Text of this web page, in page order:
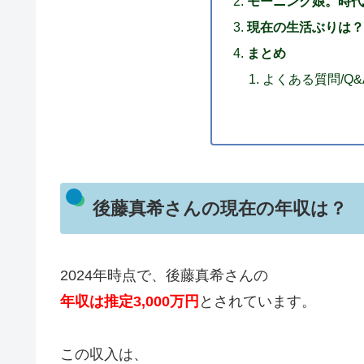
現在の生活ぶりは？
まとめ
よくある質問/
後藤真希さんの現在の年収は？
2024年時点で、後藤真希さんの
年収は推定3,000万円 とされています。
この収入は、